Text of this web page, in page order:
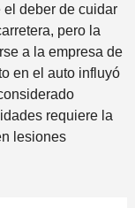
el deber de cuidar
pero la
a la empresa de
en el auto influyó
requiere la
lesiones